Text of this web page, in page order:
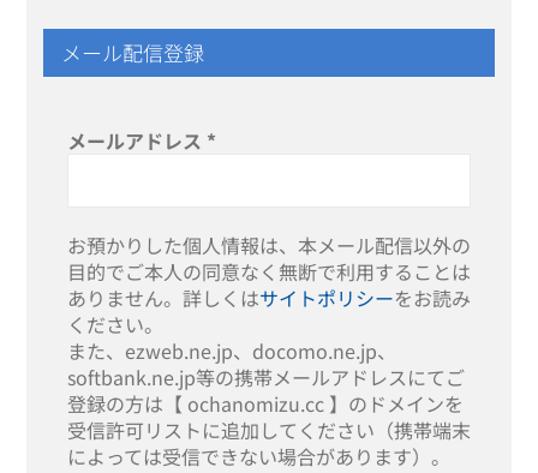
メール配信登録
メールアドレス *
お預かりした個人情報は、本メール配信以外の
目的でご本人の同意なく無断で利用することは
ありません。詳しくはサイトポリシーをお読み
ください。
また、ezweb.ne.jp、docomo.ne.jp、
softbank.ne.jp等の携帯メールアドレスにてご
登録の方は【 ochanomizu.cc 】のドメインを
受信許可リストに追加してください（携帯端末
によっては受信できない場合があります）。